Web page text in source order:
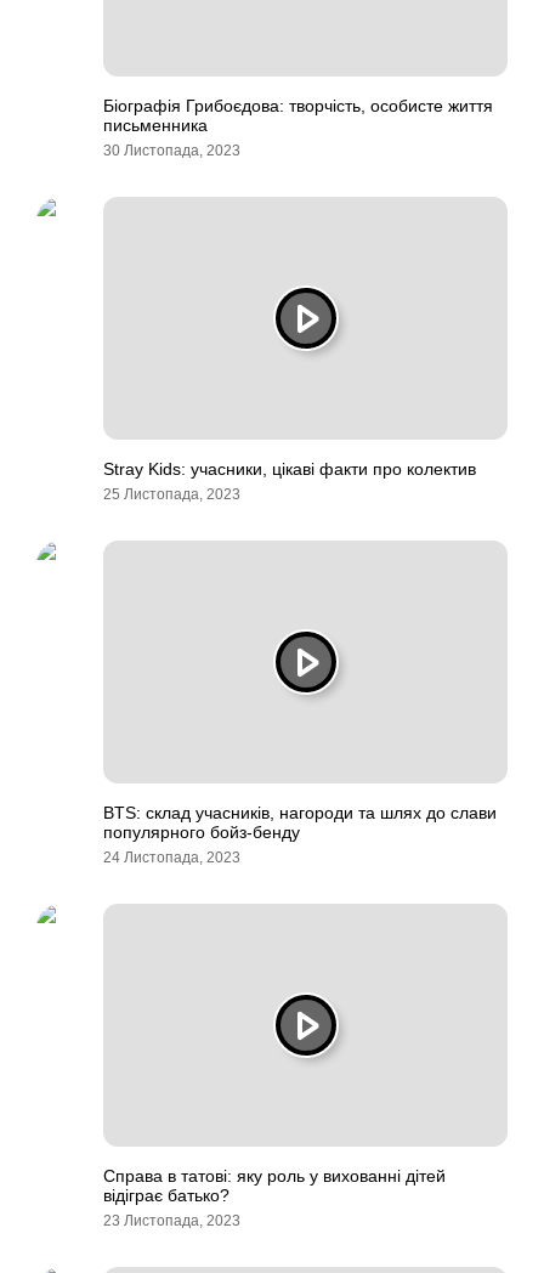
Біографія Грибоєдова: творчість, особисте життя
письменника
30 Листопада, 2023
Stray Kids: учасники, цікаві факти про колектив
25 Листопада, 2023
BTS: склад учасників, нагороди та шлях до слави
популярного бойз-бенду
24 Листопада, 2023
Справа в татові: яку роль у вихованні дітей
відіграє батько?
23 Листопада, 2023